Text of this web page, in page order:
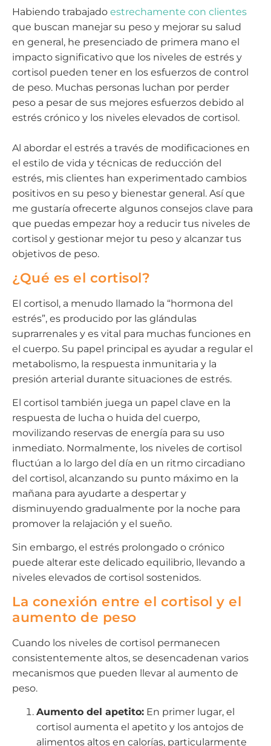
Habiendo trabajado estrechamente con clientes
que buscan manejar su peso y mejorar su salud
en general, he presenciado de primera mano el
impacto significativo que los niveles de estrés y
cortisol pueden tener en los esfuerzos de control
de peso. Muchas personas luchan por perder
peso a pesar de sus mejores esfuerzos debido al
estrés crónico y los niveles elevados de cortisol.
Al abordar el estrés a través de modificaciones en
el estilo de vida y técnicas de reducción del
estrés, mis clientes han experimentado cambios
positivos en su peso y bienestar general. Así que
me gustaría ofrecerte algunos consejos clave para
que puedas empezar hoy a reducir tus niveles de
cortisol y gestionar mejor tu peso y alcanzar tus
objetivos de peso.
¿Qué es el cortisol?
El cortisol, a menudo llamado la “hormona del
estrés”, es producido por las glándulas
suprarrenales y es vital para muchas funciones en
el cuerpo. Su papel principal es ayudar a regular el
metabolismo, la respuesta inmunitaria y la
presión arterial durante situaciones de estrés.
El cortisol también juega un papel clave en la
respuesta de lucha o huida del cuerpo,
movilizando reservas de energía para su uso
inmediato. Normalmente, los niveles de cortisol
fluctúan a lo largo del día en un ritmo circadiano
del cortisol, alcanzando su punto máximo en la
mañana para ayudarte a despertar y
disminuyendo gradualmente por la noche para
promover la relajación y el sueño.
Sin embargo, el estrés prolongado o crónico
puede alterar este delicado equilibrio, llevando a
niveles elevados de cortisol sostenidos.
La conexión entre el cortisol y el
aumento de peso
Cuando los niveles de cortisol permanecen
consistentemente altos, se desencadenan varios
mecanismos que pueden llevar al aumento de
peso.
Aumento del apetito: En primer lugar, el
cortisol aumenta el apetito y los antojos de
alimentos altos en calorías, particularmente